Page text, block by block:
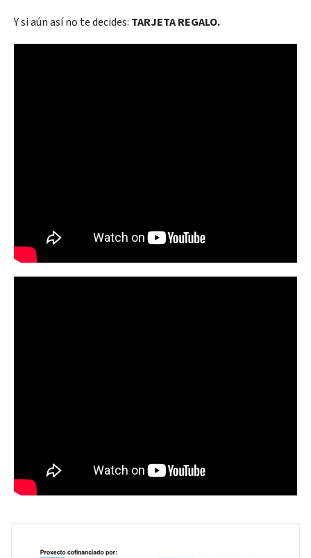
Y si aún así no te decides: TARJETA REGALO.